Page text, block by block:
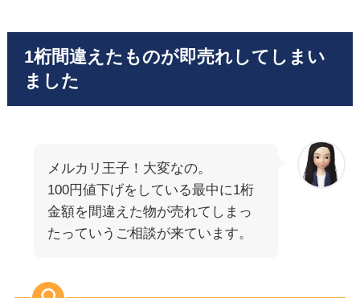
1桁間違えたものが即売れしてしまい
ました
メルカリ王子！大変なの。
100円値下げをしている最中に1桁
金額を間違えた物が売れてしまっ
たっていうご相談が来ています。